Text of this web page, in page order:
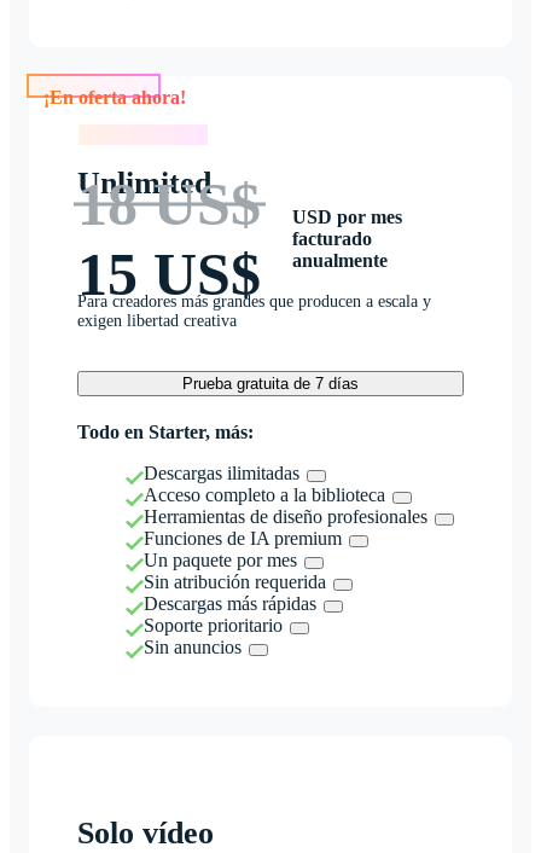
Unlimited
18 US$
15 US$
USD por mes
facturado
anualmente
Para creadores más grandes que producen a escala y
exigen libertad creativa
Prueba gratuita de 7 días
Todo en Starter, más:
Descargas ilimitadas
Acceso completo a la biblioteca
Herramientas de diseño profesionales
Funciones de IA premium
Un paquete por mes
Sin atribución requerida
Descargas más rápidas
Soporte prioritario
Sin anuncios
Solo vídeo